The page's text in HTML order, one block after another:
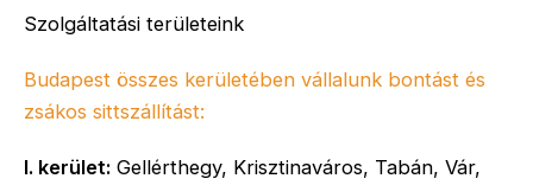
Szolgáltatási területeink
Budapest összes kerületében vállalunk bontást és
zsákos sittszállítást:
I. kerület: Gellérthegy, Krisztinaváros, Tabán, Vár,